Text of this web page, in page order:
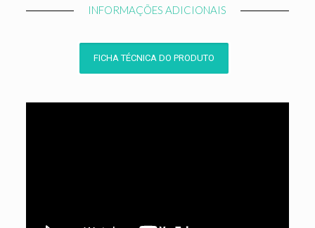
INFORMAÇÕES ADICIONAIS
FICHA TÉCNICA DO PRODUTO